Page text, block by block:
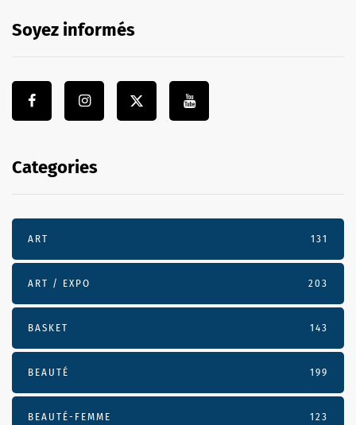
Soyez informés
Categories
ART 131
ART / EXPO 203
BASKET 143
BEAUTÉ 199
BEAUTÉ-FEMME 123